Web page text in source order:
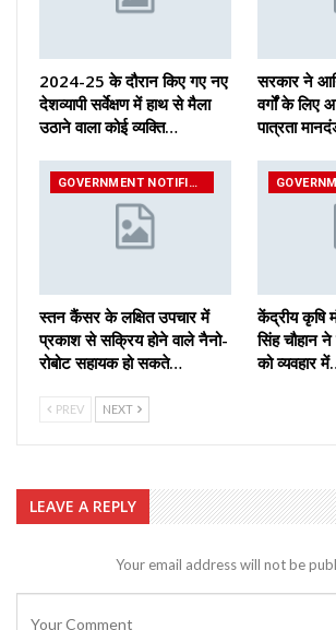
2024-25 के दौरान किए गए नए
देशव्यापी सर्वेक्षण में हाथ से मैला
उठाने वाला कोई व्यक्ति…
सरकार ने
वर्गों के लिए
पात्रता
GOVERNMENT NOTIFICATIONS
स्तन कैंसर के लक्षित उपचार में
प्रकाश से सक्रिय होने वाले नैनो-
रोबोट सहायक हो सकते…
केंद्रीय कृषि
सिंह चौहान
को व्यवहार
PREV NEXT
LEAVE A REPLY
Your email address will not be